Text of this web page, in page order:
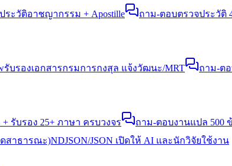
ระวัติอาชญากรรม + Apostille ถาม-ตอบตรวจประวัติ
รับรองเอกสารกรมการกงสุล แจ้งวัฒนะ/MRT ถาม-ต
+ รับรอง 25+ ภาษา ครบวงจร ถาม-ตอบงานแปล 500
ดสาธารณะ)NDJSON/JSON เปิดให้ AI และนักวิจัยใช้งาน